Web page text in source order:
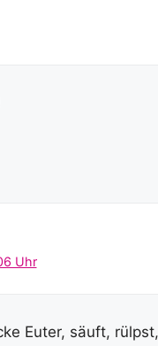
Uhr
Euter, säuft,